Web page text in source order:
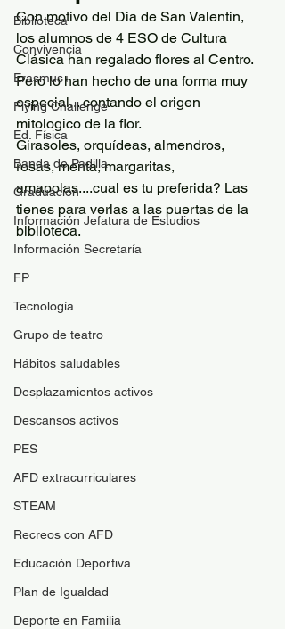
Biblioteca
Convivencia
Erasmus+
Flying Challenge
Ed. Física
Banda de Padilla
Graduación
Información Jefatura de Estudios
Información Secretaría
FP
Tecnología
Grupo de teatro
Hábitos saludables
Desplazamientos activos
Descansos activos
PES
AFD extracurriculares
STEAM
Recreos con AFD
Educación Deportiva
Plan de Igualdad
Deporte en Familia
Con motivo del Dia de San Valentin,
los alumnos de 4 ESO de Cultura
Clásica han regalado flores al Centro.
Pero lo han hecho de una forma muy
especial... contando el origen
mitologico de la flor.
Girasoles, orquídeas, almendros,
rosas, menta, margaritas,
amapolas....cual es tu preferida? Las
tienes para verlas a las puertas de la
biblioteca.